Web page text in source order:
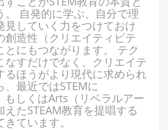
。 自発的に学ぶ、自分で理
見していく力をつけておけ
創造性（クリエイティビテ
とにもつながります。 テク
なすだけでなく、クリエイテ
るほうがより現代に求められ
最近ではSTEMに
もしくはArts（リベラルアー
たSTEAM教育を提唱する
ています。